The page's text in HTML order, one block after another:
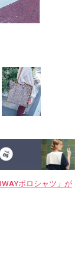
ポロシャツ」が